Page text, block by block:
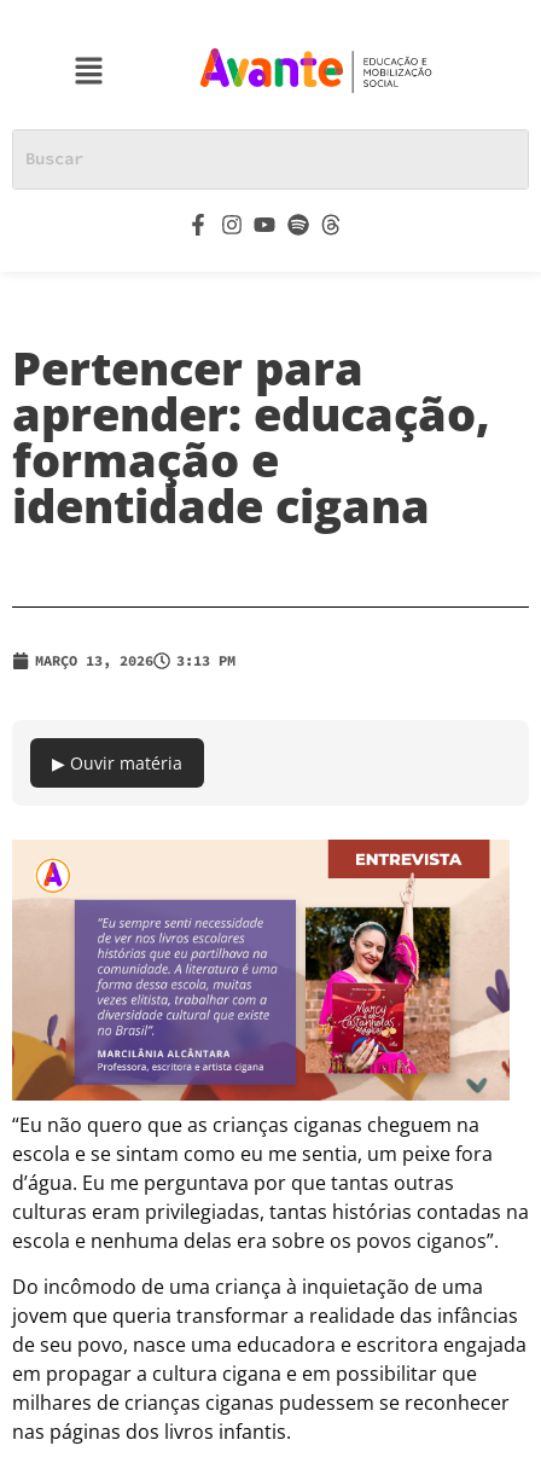
Pertencer para
aprender: educação,
formação e
identidade cigana
MARÇO 13, 2026 3:13 PM
▶ Ouvir matéria
“Eu não quero que as crianças ciganas cheguem na
escola e se sintam como eu me sentia, um peixe fora
d’água. Eu me perguntava por que tantas outras
culturas eram privilegiadas, tantas histórias contadas na
escola e nenhuma delas era sobre os povos ciganos”.
Do incômodo de uma criança à inquietação de uma
jovem que queria transformar a realidade das infâncias
de seu povo, nasce uma educadora e escritora engajada
em propagar a cultura cigana e em possibilitar que
milhares de crianças ciganas pudessem se reconhecer
nas páginas dos livros infantis.